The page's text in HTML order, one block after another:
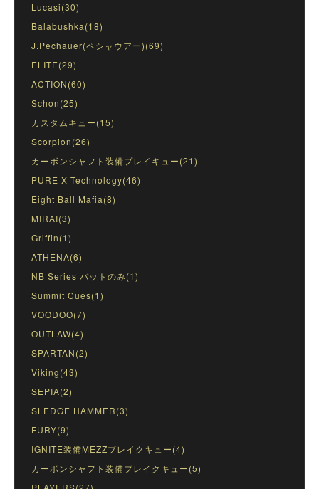
Lucasi(30)
Balabushka(18)
J.Pechauer(ペシャウアー)(69)
ELITE(29)
ACTION(60)
Schon(25)
カスタムキュー(15)
Scorpion(26)
カーボンシャフト装備プレイキュー(21)
PURE X Technology(46)
Eight Ball Mafia(8)
MIRAI(3)
Griffin(1)
ATHENA(6)
NB Series バットのみ(1)
Summit Cues(1)
VOODOO(7)
OUTLAW(4)
SPARTAN(2)
Viking(43)
SEPIA(2)
SLEDGE HAMMER(3)
FURY(9)
IGNITE装備MEZZブレイクキュー(4)
カーボンシャフト装備ブレイクキュー(5)